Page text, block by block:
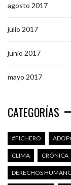
agosto 2017
julio 2017
junio 2017
mayo 2017
CATEGORÍAS
#FICHERO
CLIMA CRÓNICA
DERECHOS